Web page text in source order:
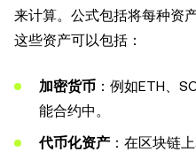
来计算。公式包括将每种资
这些资产可以包括：
加密货币 ：例如ETH、
能合约中。
代币化资产 ：在区块链